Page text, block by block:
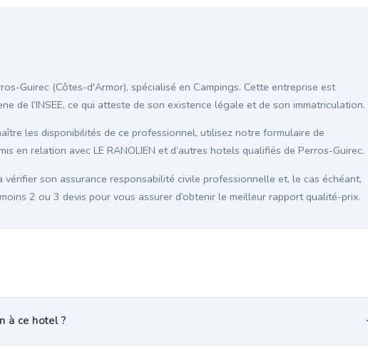
Guirec (Côtes-d'Armor), spécialisé en Campings. Cette entreprise est
de l’INSEE, ce qui atteste de son existence légale et de son immatriculation.
les disponibilités de ce professionnel, utilisez notre formulaire de
en relation avec LE RANOLIEN et d’autres hotels qualifiés de Perros-Guirec.
son assurance responsabilité civile professionnelle et, le cas échéant,
2 ou 3 devis pour vous assurer d’obtenir le meilleur rapport qualité-prix.
à ce hotel ?